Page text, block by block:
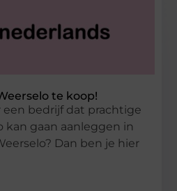
te koop!
een bedrijf dat prachtige
kan gaan aanleggen in
Dan ben je hier